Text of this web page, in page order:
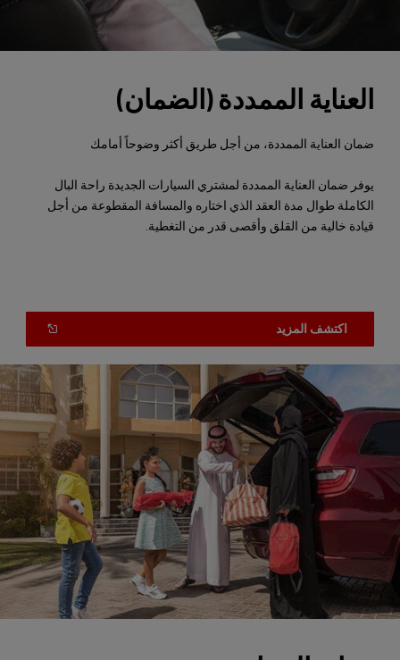
العناية الممددة (الضمان)
ضمان العناية الممددة، من أجل طريق أكثر وضوحاً أمامك
يوفر ضمان العناية الممددة لمشتري السيارات الجديدة راحة البال
الكاملة طوال مدة العقد الذي اختاره والمسافة المقطوعة من أجل
قيادة خالية من القلق وأقصى قدر من التغطية.
اكتشف المزيد
NEW
WINDOW
)